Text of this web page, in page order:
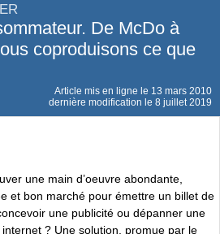
De McDo à
coproduisons ce que
Article mis en ligne le 13 mars 2010
dernière modification le 8 juillet 2019
une main d’oeuvre abondante,
et bon marché pour émettre un billet de
une publicité ou dépanner une
internet ? Une solution, promue par le